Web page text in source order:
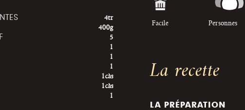
4tr
400g
5
1
1
1
1càs
1càs
1
Facile Personnes
La recette
LA PRÉPARATION